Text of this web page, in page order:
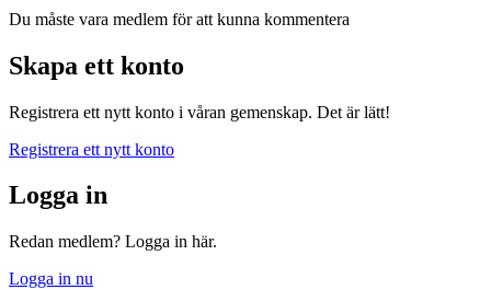
Du måste vara medlem för att kunna kommentera
Skapa ett konto
Registrera ett nytt konto i våran gemenskap. Det är lätt!
Registrera ett nytt konto
Logga in
Redan medlem? Logga in här.
Logga in nu